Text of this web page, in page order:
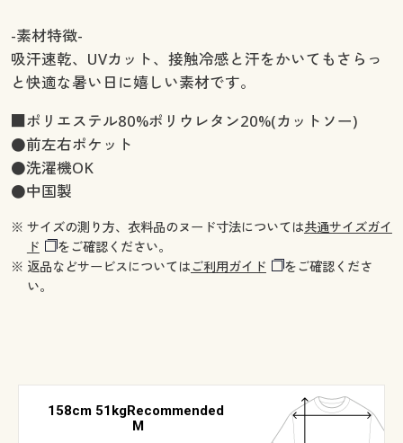
-素材特徴-
吸汗速乾、UVカット、接触冷感と汗をかいてもさらっ
と快適な暑い日に嬉しい素材です。
■ポリエステル80%ポリウレタン20%(カットソー)
●前左右ポケット
●洗濯機OK
●中国製
※ サイズの測り方、衣料品のヌード寸法については共通サイズガイ
ド
をご確認ください。
※ 返品などサービスについてはご利用ガイド
をご確認くださ
い。
158cm 51kgRecommended
M